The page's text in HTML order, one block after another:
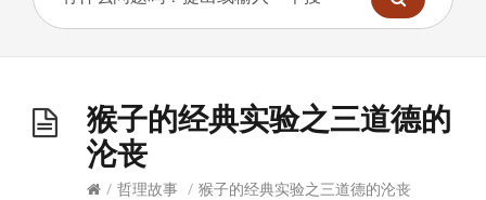
猴子的经典实验之三道德的
沦丧
/ 哲理故事 / 猴子的经典实验之三道德的沦丧